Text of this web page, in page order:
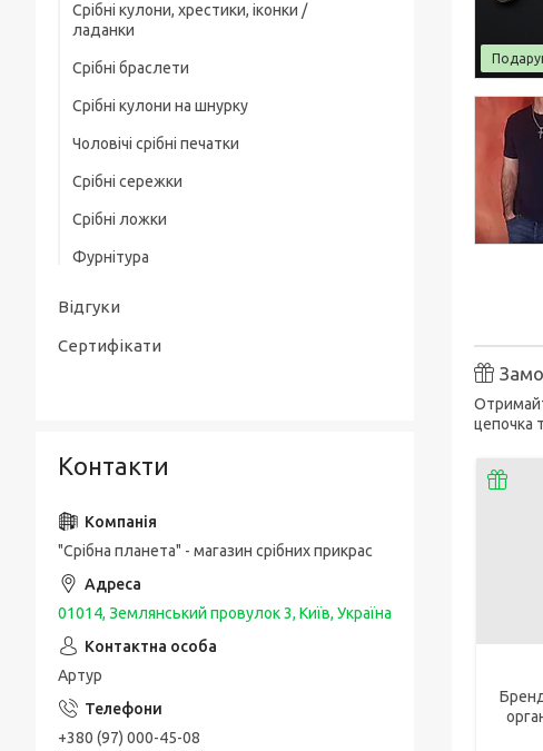
цепочка
Ювелірний шнурок зі срібним замком
Жіночі цепочки срібні
Товсті срібні ланцюжки
Дитячі срібні цепочки
Срібні цепочки з хрестиком
чи іконкою (ладанкою)
Срібні ланцюжки з кулонами / підвісками
Срібні кулони, хрестики, іконки /
ладанки
Срібні хрестики
Срібні підвіски
Срібні іконки / ладанки
Срібні браслети
Чоловічі срібні браслети
Жіночі срібні браслети
Позолочені срібні браслети
Товсті срібні браслети
Чоловічі срібні браслети з золотом
Шовкові браслети з срібними вставками
Срібні кулони на шнурку
Чоловічі срібні печатки
Чоловічі срібні печатки з чорним
золотою накладкою
Срібні каблучки спаси і збережи
Срібні сережки
Срібні ложки
Фурнітура
Відгуки
Сертифікати
Контакти
"Срібна планета" - магазин срібних прикрас
01014, Землянський провулок 3, Київ, Україна
Артур
+380 (97) 000-45-08